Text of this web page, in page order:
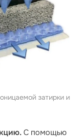
затирки и
С помощью